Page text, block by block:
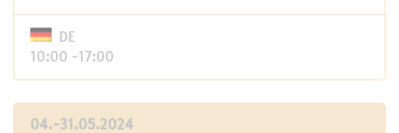
DE
10:00 -17:00
04.-31.05.2024